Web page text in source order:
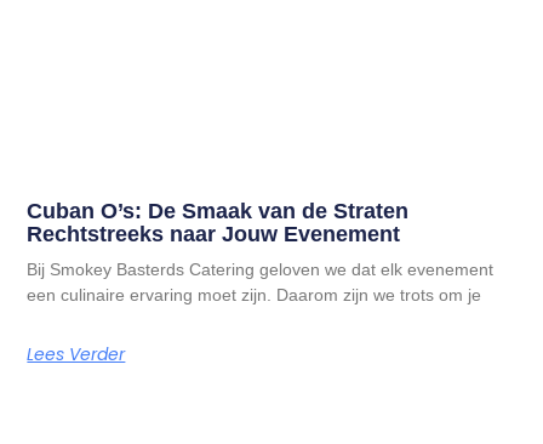
Cuban O’s: De Smaak van de Straten
Rechtstreeks naar Jouw Evenement
Bij Smokey Basterds Catering geloven we dat elk evenement
een culinaire ervaring moet zijn. Daarom zijn we trots om je
Lees Verder